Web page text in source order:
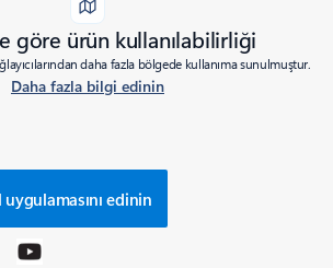
göre ürün kullanılabilirliği
daha fazla bölgede kullanıma sunulmuştur.
Daha fazla bilgi edinin
edinin